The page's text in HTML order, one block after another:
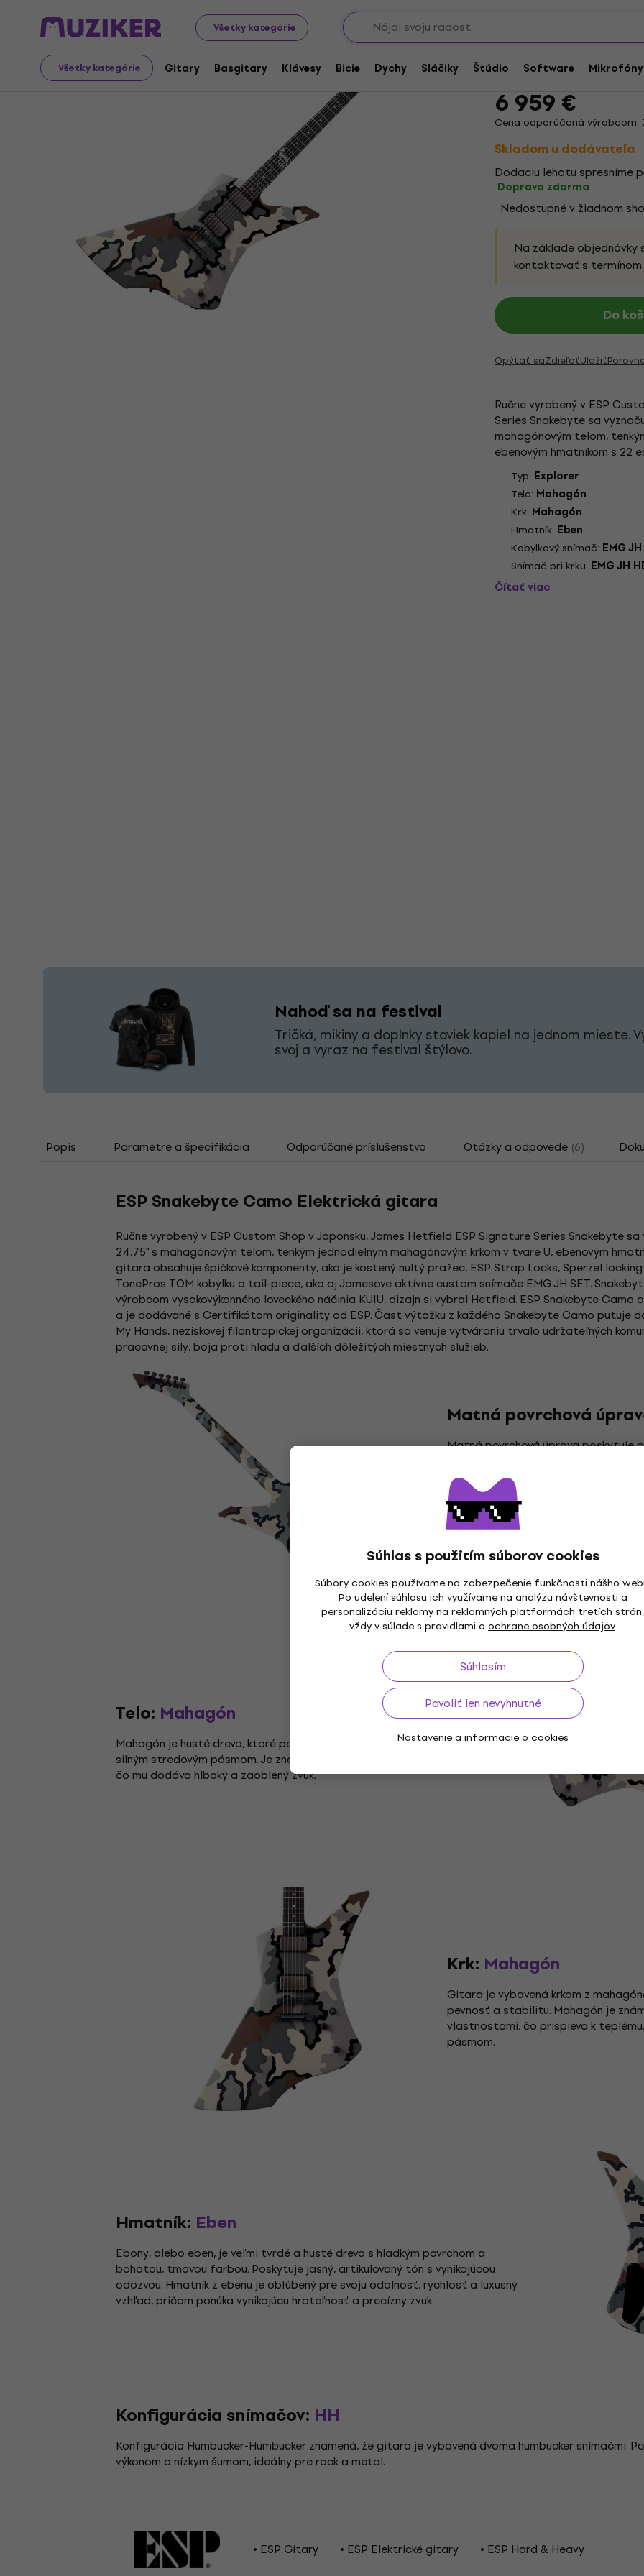
Všetky kategórie
Všetky kategórie Gitary Basgitary Klávesy Bicie Dychy Sláčiky Štúdio Software Mikrofóny
Súhlas s použitím súborov cookies
Súbory cookies používame na zabezpečenie funkčnosti nášho
Po udelení súhlasu ich využívame na analýzu návštevnosti a
personalizáciu reklamy na reklamných platformách tretích strán,
vždy v súlade s pravidlami o ochrane osobných údajov.
Súhlasím
Povoliť len nevyhnutné
Nastavenie a informacie o cookies
Hudobné nástroje Gitary Elektrické gitary Hard & Heavy
ESP Snakebyte
Značka:ESPKód produktu:
6 959 €
Cena odporúčaná výrobcom:
Skladom u dodávateľa
Dodaciu lehotu spresníme
Doprava zdarma
Nedostupné v žiadnom
Na základe
kontaktovať s
Do
Opýtať saZdieľaťUložiť
Ručne vyrobený v ESP
Series Snakebyte sa
mahagónovým telom,
ebenovým hmatníkom s
komponenty, ako je
Typ: Explorer
Telo: Mahagón
Krk: Mahagón
Hmatník: Eben
Kobylkový snímač: EMG
Snímač pri krku: EMG JH
Čítať viac
Nahoď sa na festival
Tričká, mikiny a doplnky stoviek kapiel na jednom mieste.
svoj a vyraz na festival štýlovo.
Popis Parametre a špecifikácia Odporúčané príslušenstvo Otázky a odpovede (6)
ESP Snakebyte Camo Elektrická gitara
Ručne vyrobený v ESP Custom Shop v Japonsku, James Hetfield ESP Signature Series Snakebyte
24,75" s mahagónovým telom, tenkým jednodielnym mahagónovým krkom v tvare U, ebenovým
gitara obsahuje špičkové komponenty, ako je kostený nultý pražec, ESP Strap Locks, Sperzel
TonePros TOM kobylku a tail-piece, ako aj Jamesove aktívne custom snímače EMG JH SET.
výrobcom vysokovýkonného loveckého náčinia KUIU, dizajn si vybral Hetfield. ESP Snakebyte
a je dodávané s Certifikátom originality od ESP. Časť výťažku z každého Snakebyte Camo putuje
My Hands, neziskovej filantropickej organizácii, ktorá sa venuje vytváraniu trvalo udržateľných
pracovnej sily, boja proti hladu a ďalších dôležitých miestnych služieb.
Matná povrchová
Matná povrchová úprava poskytuje
špeciálnych farieb, lakov alebo
toho, aby ho odrážali. Výsledkom je
neoslnivý na pohľad, čím dodáva
vzhľad. Matná povrchová úprava je
každodenné použitie.
Telo: Mahagón
Mahagón je husté drevo, ktoré poskytuje teplý, plný tón s bohatými basmi a
silným stredovým pásmom. Je známe pre svoj výborný sustain a rezonanciu,
čo mu dodáva hlboký a zaoblený zvuk.
Krk: Mahagón
Gitara je vybavená krkom z
pevnosť a stabilitu. Mahagón je
vlastnosťami, čo prispieva k
pásmom.
Hmatník: Eben
Ebony, alebo eben, je veľmi tvrdé a husté drevo s hladkým povrchom a
bohatou, tmavou farbou. Poskytuje jasný, artikulovaný tón s vynikajúcou
odozvou. Hmatník z ebenu je obľúbený pre svoju odolnosť, rýchlosť a luxusný
vzhľad, pričom ponúka vynikajúcu hrateľnosť a precízny zvuk.
Konfigurácia snímačov: HH
Konfigurácia Humbucker-Humbucker znamená, že gitara je vybavená dvoma humbucker snímačmi.
výkonom a nízkym šumom, ideálny pre rock a metal.
ESP Gitary ESP Elektrické gitary ESP Hard & Heavy